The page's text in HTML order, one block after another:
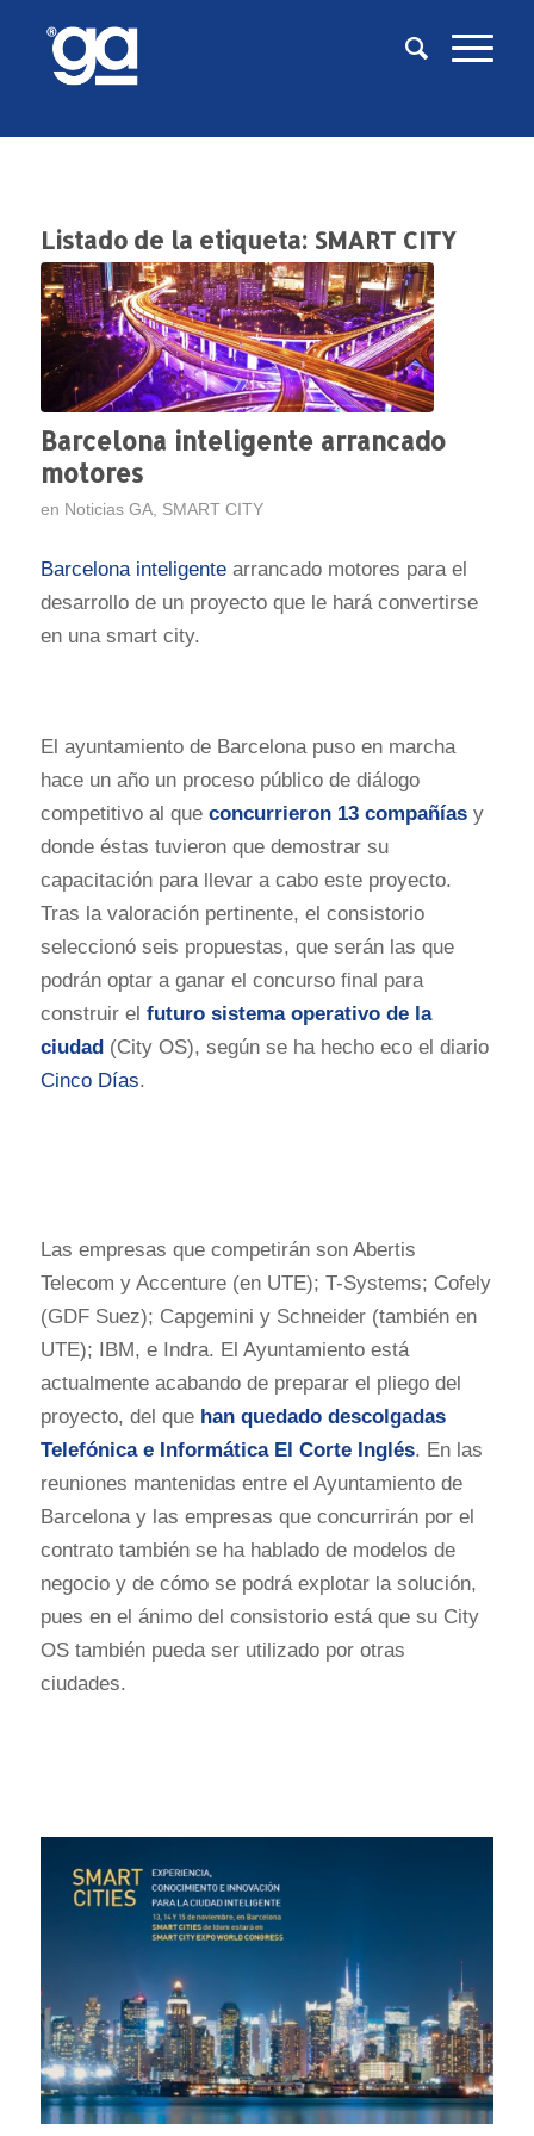
Listado de la etiqueta: SMART CITY
Barcelona inteligente arrancado
motores
en Noticias GA, SMART CITY
Barcelona inteligentearrancado motores para el
desarrollo de un proyecto que le hará convertirse
en una smart city.
El ayuntamiento de Barcelona puso en marcha
hace un año un proceso público de diálogo
competitivo al que concurrieron 13 compañías y
donde éstas tuvieron que demostrar su
capacitación para llevar a cabo este proyecto.
Tras la valoración pertinente, el consistorio
seleccionó seis propuestas, que serán las que
podrán optar a ganar el concurso final para
construir el futuro sistema operativo de la
ciudad (City OS), según se ha hecho eco el diario
Cinco Días.
Las empresas que competirán son Abertis
Telecom y Accenture (en UTE); T-Systems; Cofely
(GDF Suez); Capgemini y Schneider (también en
UTE); IBM, e Indra. El Ayuntamiento está
actualmente acabando de preparar el pliego del
proyecto, del que han quedado descolgadas
Telefónica e Informática El Corte Inglés. En las
reuniones mantenidas entre el Ayuntamiento de
Barcelona y las empresas que concurrirán por el
contrato también se ha hablado de modelos de
negocio y de cómo se podrá explotar la solución,
pues en el ánimo del consistorio está que su City
OS también pueda ser utilizado por otras
ciudades.